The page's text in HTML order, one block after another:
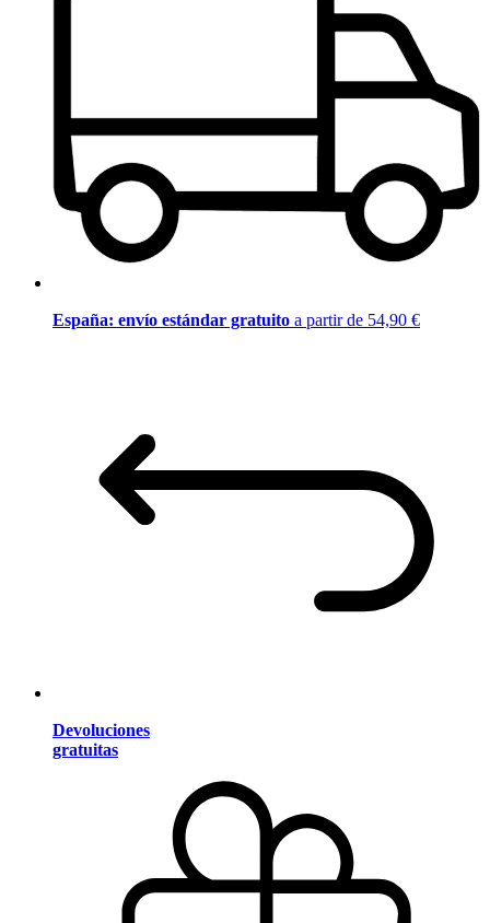
España: envío estándar gratuito a partir de 54,90 €
Devoluciones
gratuitas